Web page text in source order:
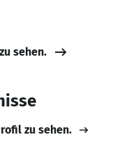
sehen.
zu sehen.